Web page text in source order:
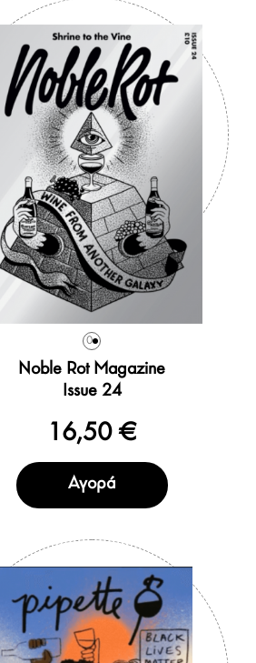
0
Noble Rot Magazine
Issue 24
16,50 €
Αγορά